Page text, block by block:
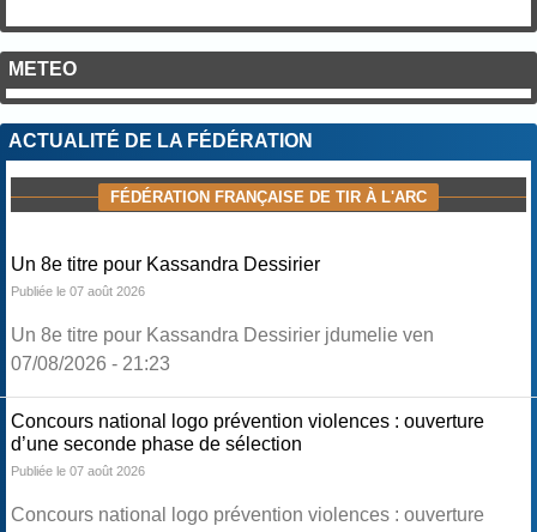
METEO
ACTUALITÉ DE LA FÉDÉRATION
FÉDÉRATION FRANÇAISE DE TIR À L'ARC
Un 8e titre pour Kassandra Dessirier
Publiée le 07 août 2026
Un 8e titre pour Kassandra Dessirier jdumelie ven
07/08/2026 - 21:23
Concours national logo prévention violences : ouverture
d’une seconde phase de sélection
Publiée le 07 août 2026
Concours national logo prévention violences : ouverture